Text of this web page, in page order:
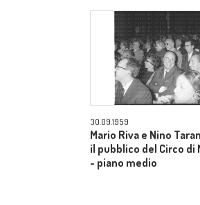
30.09.1959
Mario Riva e Nino
il pubblico del Circo di
- piano medio